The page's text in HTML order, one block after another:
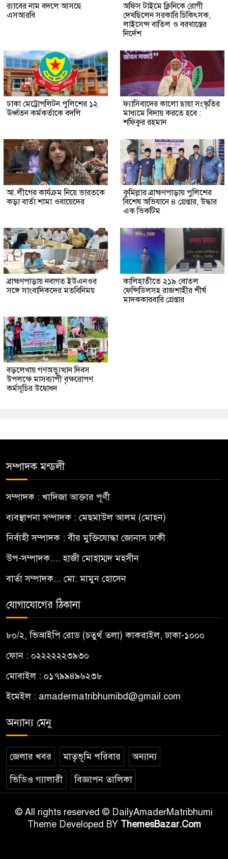
র‍্যাবের নাম বদলে আসছে
এসআরবি
অফিস টাইমে ক্লিনিকে রোগী
দেখছিলেন সরকারি চিকিৎসক,
লাইসেন্স বাতিল ও বরখাস্তের
নির্দেশ
ঢাকা মেট্রোপলিটন পুলিশের ১২
ঊর্ধ্বতন কর্মকর্তাকে বদলি
ফ্যাসিবাদের কালো ছায়া সংস্কৃতির
মাধ্যমে বিদায় করতে হবে :
শফিকুর রহমান
আ.লীগের কার্যক্রম নিয়ে ভারতকে
কড়া বার্তা শামা ওবায়েদের
কুমিল্লার ব্রাহ্মণপাড়ায় পুলিশের
বিশেষ অভিযানে ৪ গ্রেপ্তার, উদ্ধার
এক ভিকটিম
ব্রাহ্মণপাড়ায় নবাগত ইউএনওর
সঙ্গে সাংবাদিকদের মতবিনিময়
কালিহাতীতে ২১৯ বোতল
ফেন্সিডিলসহ রাজশাহীর শীর্ষ
মাদককারবারি গ্রেপ্তার
বড়লেখায় গণঅভ্যুত্থান দিবস
উপলক্ষে মাসব্যাপী বৃক্ষরোপণ
কর্মসূচির উদ্বোধন
সম্পাদক মন্ডলী
সম্পাদক : খাদিজা আক্তার পূর্ণী
ব্যবস্থাপনা সম্পাদক : মেছমাউল আলম (মোহন)
নির্বাহী সম্পাদক : বীর মুক্তিযোদ্ধা জোনাস ঢাকী
উপ-সম্পাদক.... হাজী মোহাম্মদ মহসীন
বার্তা সম্পাদক... মো: মামুন হোসেন
যোগাযোগের ঠিকানা
৮০/২, ভিআইপি রোড (চতুর্থ তলা) কাকরাইল, ঢাকা-১০০০
ফোন : ০২২২২২২৩৯৩০
মোবাইল : ০১৭৯৯৪৯৬২৩৮
ইমেইল : amadermatribhumibd@gmail.com
অন্যান্য মেনু
জেলার খবর মাতৃভূমি পরিবার অন্যান্য
ভিডিও গ্যালারী বিজ্ঞাপন তালিকা
© All rights reserved © DailyAmaderMatribhumi
Theme Developed BY ThemesBazar.Com